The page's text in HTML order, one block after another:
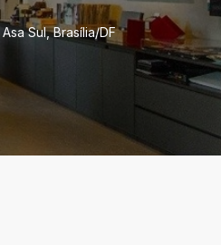
Sul, Brasília/DF